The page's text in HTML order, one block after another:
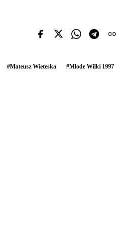
#Mateusz Wieteska #Mlode Wilki 1997